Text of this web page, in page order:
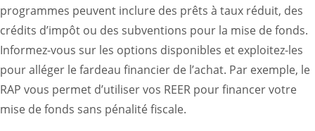
programmes peuvent inclure des prêts à taux réduit, des
crédits d’impôt ou des subventions pour la mise de fonds.
Informez-vous sur les options disponibles et exploitez-les
pour alléger le fardeau financier de l’achat. Par exemple, le
RAP vous permet d’utiliser vos REER pour financer votre
mise de fonds sans pénalité fiscale.